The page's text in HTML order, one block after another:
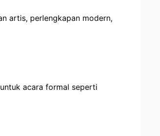
artis, perlengkapan modern,
acara formal seperti